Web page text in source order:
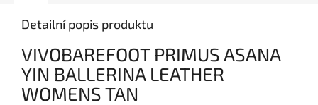
Detailní popis produktu
VIVOBAREFOOT PRIMUS ASANA
YIN BALLERINA LEATHER
WOMENS TAN